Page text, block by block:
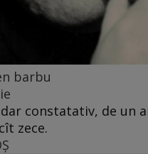
barbu
constatativ, de un
zece.